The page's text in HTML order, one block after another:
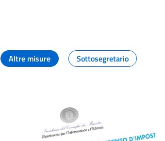
Altre misure
Sottosegretario